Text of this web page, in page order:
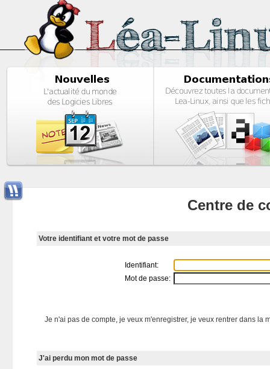
Centre de
Votre identifiant et votre mot de passe
Identifiant:
Mot de passe:
Je n'ai pas de compte, je veux m'enregistrer, je veux rentrer dans la
J'ai perdu mon mot de passe